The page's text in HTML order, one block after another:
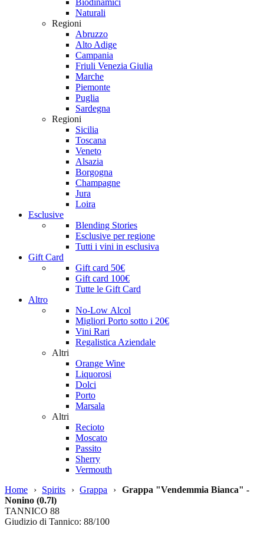
Biodinamici
Naturali
Regioni
Abruzzo
Alto Adige
Campania
Friuli Venezia Giulia
Marche
Piemonte
Puglia
Sardegna
Regioni
Sicilia
Toscana
Veneto
Alsazia
Borgogna
Champagne
Jura
Loira
Esclusive
Blending Stories
Esclusive per regione
Tutti i vini in esclusiva
Gift Card
Gift card 50€
Gift card 100€
Tutte le Gift Card
Altro
No-Low Alcol
Migliori Porto sotto i 20€
Vini Rari
Regalistica Aziendale
Altri
Orange Wine
Liquorosi
Dolci
Porto
Marsala
Altri
Recioto
Moscato
Passito
Sherry
Vermouth
Home
› Spirits › Grappa › Grappa "Vendemmia Bianca" -
Nonino (0.7l)
TANNICO 88
Giudizio di Tannico: 88/100